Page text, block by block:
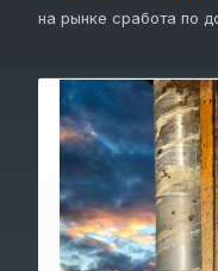
на рынке сработа по